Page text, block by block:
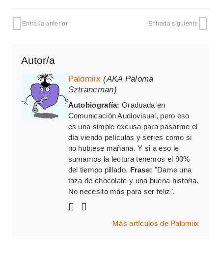
Entrada anterior Entrada siguiente
Autor/a
Palomiix (AKA Paloma
Sztrancman)
Autobiografía: Graduada en
Comunicación Audiovisual, pero eso
es una simple excusa para pasarme el
día viendo películas y series como si
no hubiese mañana. Y si a eso le
sumamos la lectura tenemos el 90%
del tiempo pillado. Frase: "Dame una
taza de chocolate y una buena historia.
No necesito más para ser feliz".
Más artículos de Palomiix